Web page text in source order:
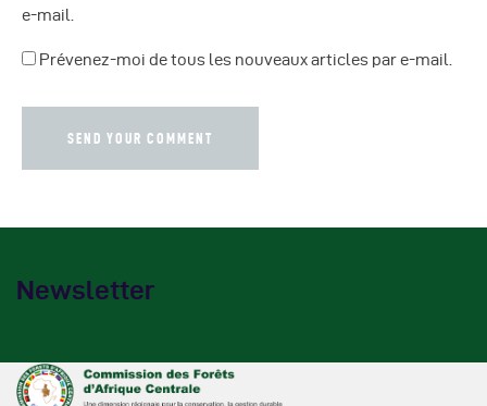
e-mail.
Prévenez-moi de tous les nouveaux articles par e-mail.
Newsletter